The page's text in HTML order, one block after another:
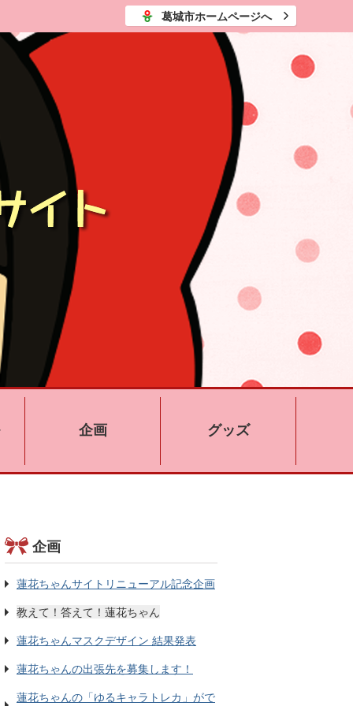
葛城市ホームページへ
企画 グッズ
企画
蓮花ちゃんサイトリニューアル記念企画
教えて！答えて！蓮花ちゃん
蓮花ちゃんマスクデザイン 結果発表
蓮花ちゃんの出張先を募集します！
蓮花ちゃんの「ゆるキャラトレカ」がで